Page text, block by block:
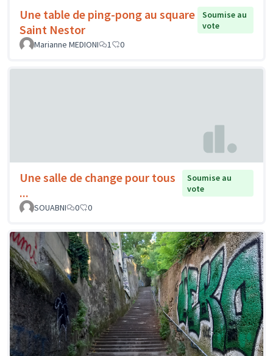
Une table de ping-pong au square
Saint Nestor
Soumise au
vote
Marianne MEDIONI
1 0
Une salle de change pour tous
...
Soumise au
vote
SOUABNI
0 0